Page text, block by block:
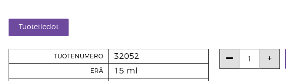
Tuotetiedot
TUOTENUMERO 32052
ERÄ 15 ml